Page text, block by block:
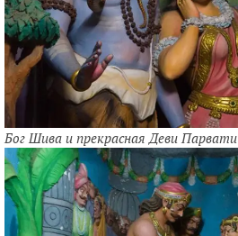
Бог Шива и прекрасная Деви Парвати